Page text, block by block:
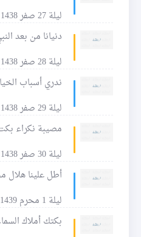
ليلة 27 صفر 1438 للهجرة
دنيانا من بعد
ليلة 28 صفر 1438 للهجرة
ندري أسباب
ليلة 29 صفر 1438 للهجرة
مصيبة نكراء بكت
ليلة 30 صفر 1438 للهجرة
أطل علينا هلال
ليلة 1 محرم 1439 للهجرة
بكتك أملاك